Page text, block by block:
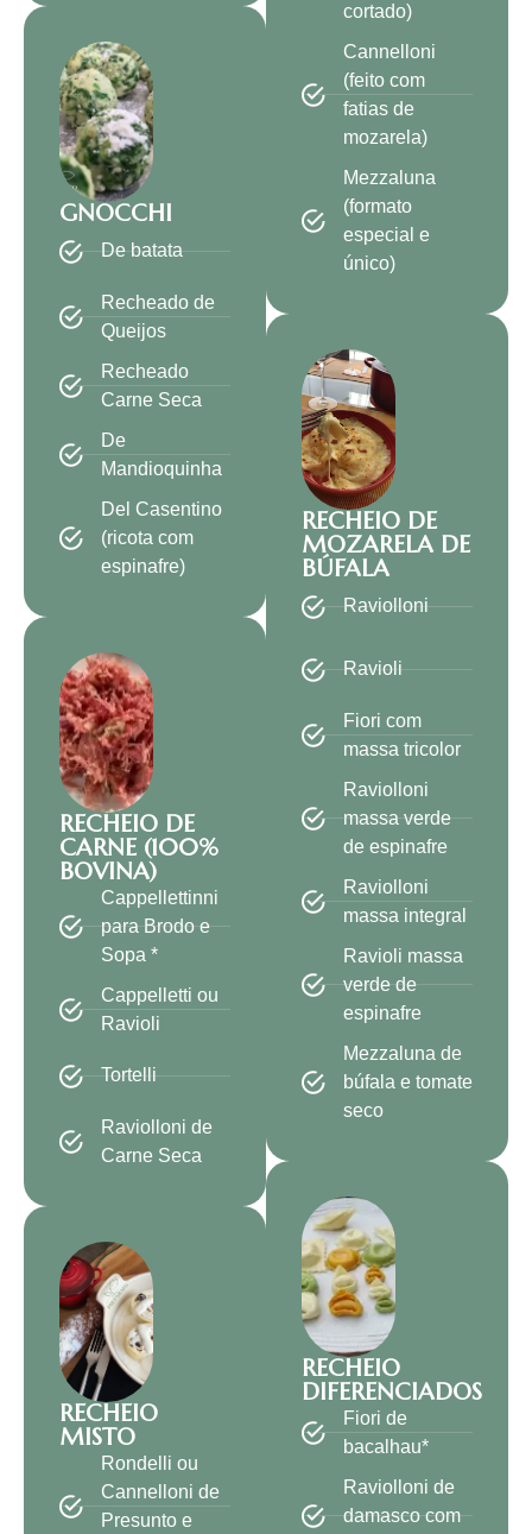
GNOCCHI
De batata
Recheado de
Queijos
Recheado
Carne Seca
De
Mandioquinha
Del Casentino
(ricota com
espinafre)
RECHEIO DE
CARNE (100%
BOVINA)
Cappellettinni
para Brodo e
Sopa *
Cappelletti ou
Ravioli
Tortelli
Raviolloni de
Carne Seca
RECHEIO
MISTO
Rondelli ou
Cannelloni de
Presunto e
cortado)
Cannelloni
(feito com
fatias de
mozarela)
Mezzaluna
(formato
especial e
único)
RECHEIO DE
MOZARELA DE
BÚFALA
Raviolloni
Ravioli
Fiori com
massa tricolor
Raviolloni
massa verde
de espinafre
Raviolloni
massa integral
Ravioli massa
verde de
espinafre
Mezzaluna de
búfala e tomate
seco
RECHEIO
DIFERENCIADOS
Fiori de
bacalhau*
Raviolloni de
damasco com